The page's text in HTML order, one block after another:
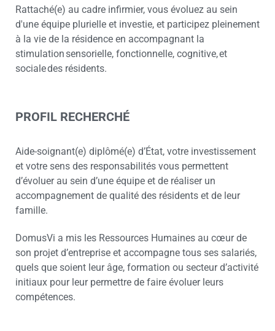
Rattaché(e) au cadre infirmier, vous évoluez au sein
d'une équipe plurielle et investie, et participez pleinement
à la vie de la résidence en accompagnant la
stimulation sensorielle, fonctionnelle, cognitive, et
sociale des résidents.
PROFIL RECHERCHÉ
Aide-soignant(e) diplômé(e) d’État, votre investissement
et votre sens des responsabilités vous permettent
d’évoluer au sein d’une équipe et de réaliser un
accompagnement de qualité des résidents et de leur
famille.
DomusVi a mis les Ressources Humaines au cœur de
son projet d’entreprise et accompagne tous ses salariés,
quels que soient leur âge, formation ou secteur d’activité
initiaux pour leur permettre de faire évoluer leurs
compétences.